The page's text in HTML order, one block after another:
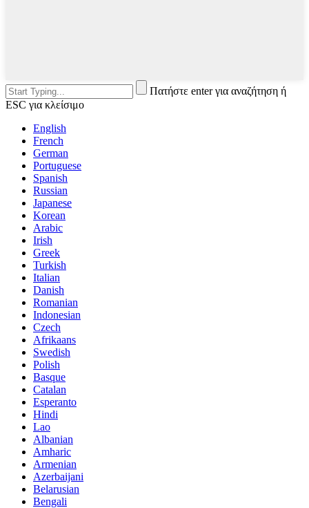
Πατήστε enter για αναζήτηση ή
ESC για κλείσιμο
English
French
German
Portuguese
Spanish
Russian
Japanese
Korean
Arabic
Irish
Greek
Turkish
Italian
Danish
Romanian
Indonesian
Czech
Afrikaans
Swedish
Polish
Basque
Catalan
Esperanto
Hindi
Lao
Albanian
Amharic
Armenian
Azerbaijani
Belarusian
Bengali